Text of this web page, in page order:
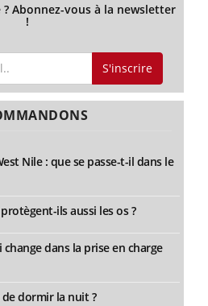
Abonnez-vous à la newsletter
!
S'inscrire
Nile : que se passe-t-il dans le
ils aussi les os ?
dans la prise en charge
dormir la nuit ?